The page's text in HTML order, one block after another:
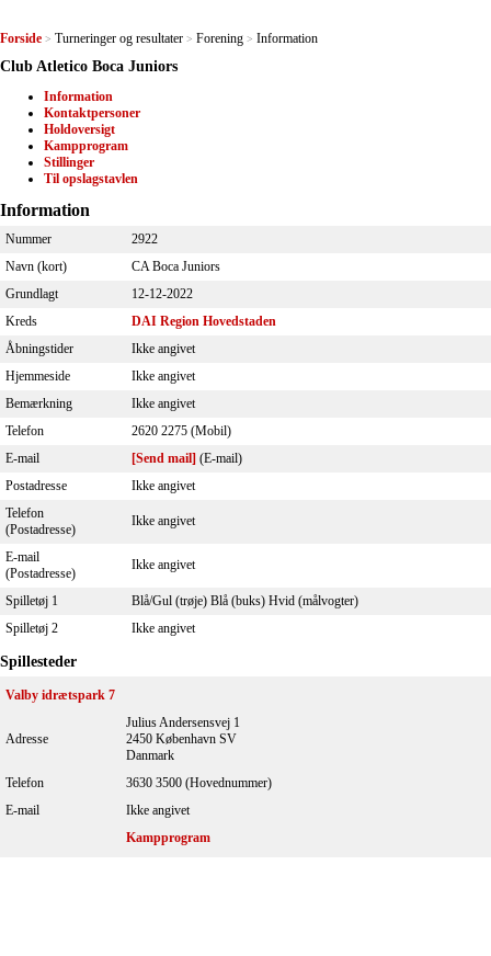
Forside > Turneringer og resultater > Forening > Information
Club Atletico Boca Juniors
Information
Kontaktpersoner
Holdoversigt
Kampprogram
Stillinger
Til opslagstavlen
Information
Nummer
2922
Navn (kort)
CA Boca Juniors
Grundlagt
12-12-2022
Kreds
DAI Region Hovedstaden
Åbningstider
Ikke angivet
Hjemmeside
Ikke angivet
Bemærkning
Ikke angivet
Telefon
2620 2275 (Mobil)
E-mail
[Send mail] (E-mail)
Postadresse
Ikke angivet
Telefon
(Postadresse)
Ikke angivet
E-mail
(Postadresse)
Ikke angivet
Spilletøj 1
Blå/Gul (trøje) Blå (buks) Hvid (målvogter)
Spilletøj 2
Ikke angivet
Spillesteder
Valby idrætspark 7
Adresse
Julius Andersensvej 1
2450 København SV
Danmark
Telefon
3630 3500 (Hovednummer)
E-mail
Ikke angivet
Kampprogram